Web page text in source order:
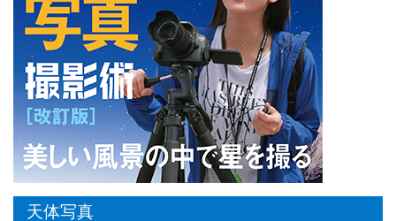
天体写真